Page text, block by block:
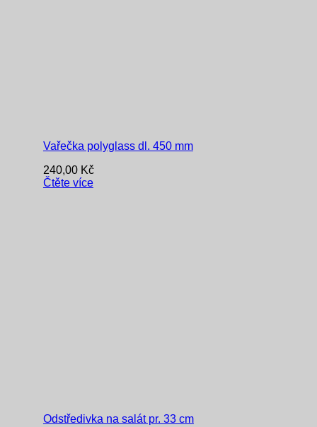
Vařečka polyglass dl. 450 mm
240,00 Kč
Čtěte více
Odstředivka na salát pr. 33 cm